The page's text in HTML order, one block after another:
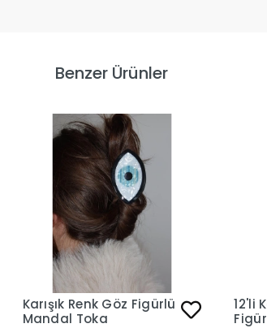
Benzer Ürünler
Karışık Renk Göz Figürlü
Mandal Toka
12'li